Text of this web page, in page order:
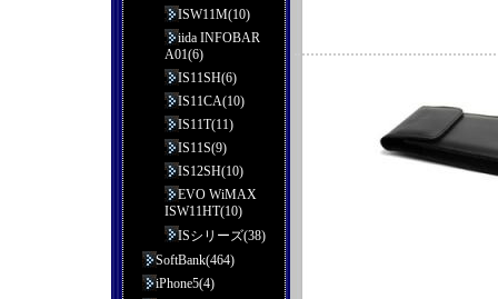
ISW11M(10)
iida INFOBAR
A01(6)
IS11SH(6)
IS11CA(10)
IS11T(11)
IS11S(9)
IS12SH(10)
EVO WiMAX
ISW11HT(10)
ISシリーズ(38)
SoftBank(464)
iPhone5(4)